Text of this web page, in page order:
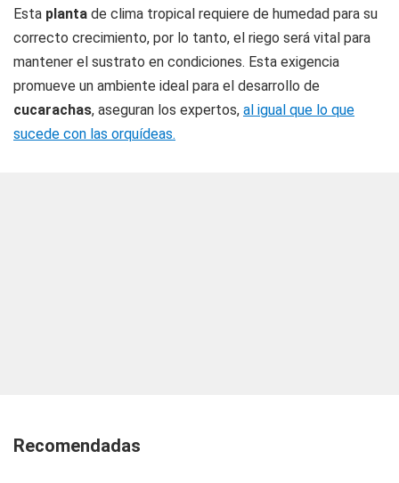
Esta planta de clima tropical requiere de humedad para su
correcto crecimiento, por lo tanto, el riego será vital para
mantener el sustrato en condiciones. Esta exigencia
promueve un ambiente ideal para el desarrollo de
cucarachas, aseguran los expertos, al igual que lo que
sucede con las orquídeas.
Recomendadas